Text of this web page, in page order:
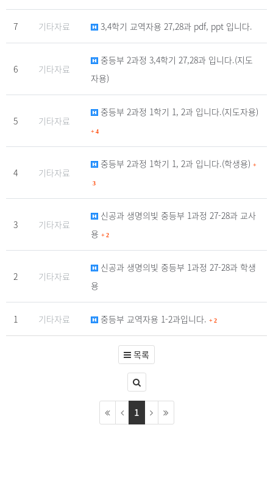
7 기타자료 3,4학기 교역자용 27,28과 pdf, ppt 입니다.
6 기타자료
중등부 2과정 3,4학기 27,28과 입니다.(지도
자용)
5 기타자료
중등부 2과정 1학기 1, 2과 입니다.(지도자용)
+ 4
4 기타자료
중등부 2과정 1학기 1, 2과 입니다.(학생용) +
3
3 기타자료
신공과 생명의빛 중등부 1과정 27-28과 교사
용 + 2
2 기타자료
신공과 생명의빛 중등부 1과정 27-28과 학생
용
1 기타자료 중등부 교역자용 1-2과입니다. + 2
목록
1